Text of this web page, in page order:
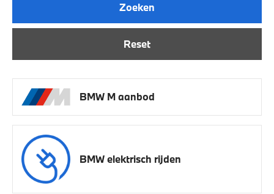
Reset
Zoeken
BMW M aanbod
BMW elektrisch rijden